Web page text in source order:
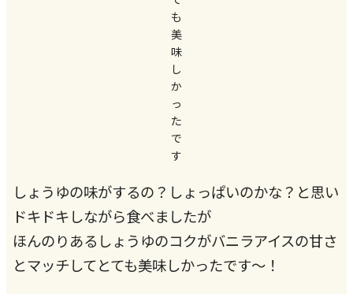
も
美
味
し
か
っ
た
で
す
しょうゆの味がするの？しょっぱいのかな？と思い
ドキドキしながら食べましたが
ほんのりあるしょうゆのコクがバニラアイスの甘さ
とマッチしてとても美味しかったです〜！